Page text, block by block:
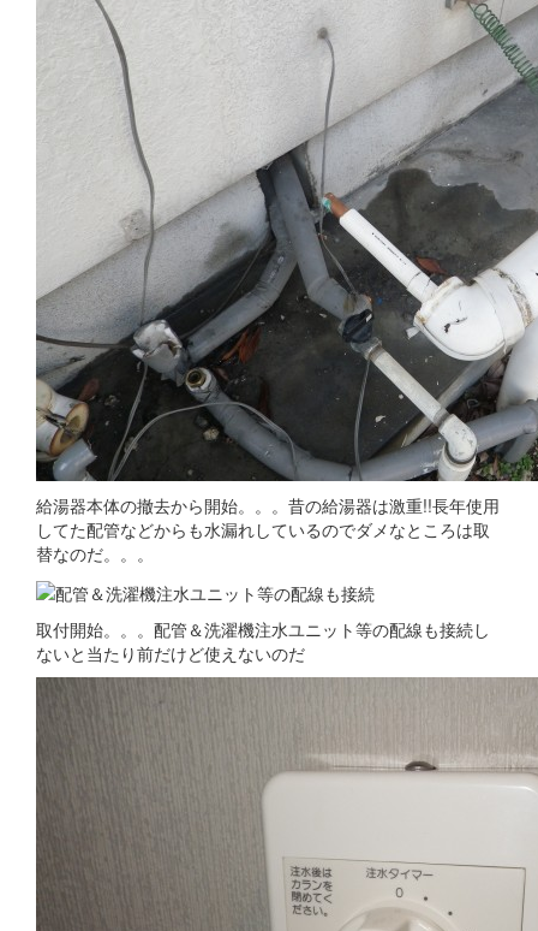
給湯器本体の撤去から開始。。。昔の給湯器は激重!!長年使用
してた配管などからも水漏れしているのでダメなところは取
替なのだ。。。
取付開始。。。配管＆洗濯機注水ユニット等の配線も接続し
ないと当たり前だけど使えないのだ